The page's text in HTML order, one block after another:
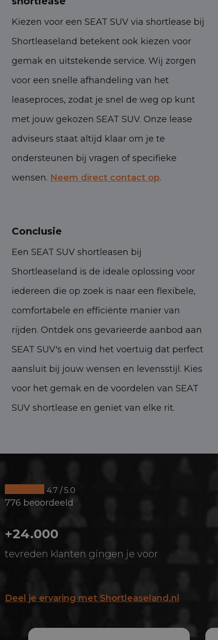
Kiezen voor een SEAT SUV via shortlease bij
Shortleaseland betekent ook kiezen voor
gemak en uitstekende service. Wij zorgen
voor een snelle afhandeling van het
leaseproces, zodat je snel de weg op kunt
met jouw gekozen SEAT SUV. Onze lease
adviseurs staat altijd klaar om je te
ondersteunen bij vragen of specifieke
wensen. Neem direct contact op.
Conclusie
Een SEAT SUV shortleasen bij
Shortleaseland is de ideale oplossing voor
iedereen die op zoek is naar een flexibele,
comfortabele en efficiënte manier van
rijden. Ontdek ons gevarieerde aanbod aan
SEAT SUV's en vind het voertuig dat perfect
aansluit bij jouw wensen en levensstijl. Kies
voor het gemak en de voordelen van SEAT
SUV shortlease en geniet van elke rit.
4.7 / 5.0
776 beoordeeld
+24.000
tevreden klanten gingen je voor
Deel je ervaring met Shortleaseland.nl